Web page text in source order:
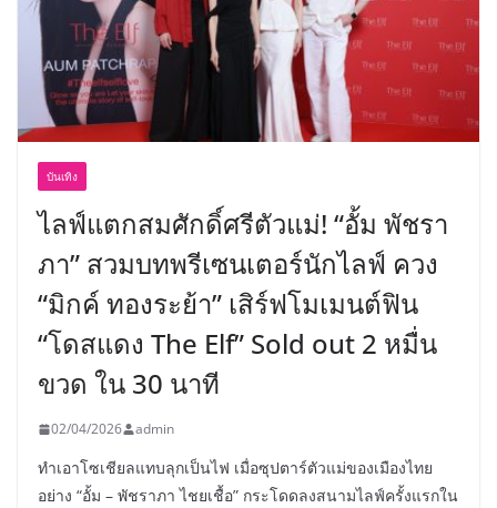
บันเทิง
ไลฟ์แตกสมศักดิ์ศรีตัวแม่! “อั้ม พัชรา
ภา” สวมบทพรีเซนเตอร์นักไลฟ์ ควง
“มิกค์ ทองระย้า” เสิร์ฟโมเมนต์ฟิน
“โดสแดง The Elf” Sold out 2 หมื่น
ขวด ใน 30 นาที
02/04/2026 admin
ทำเอาโซเชียลแทบลุกเป็นไฟ เมื่อซุปตาร์ตัวแม่ของเมืองไทย
อย่าง “อั้ม – พัชราภา ไชยเชื้อ” กระโดดลงสนามไลฟ์ครั้งแรกใน